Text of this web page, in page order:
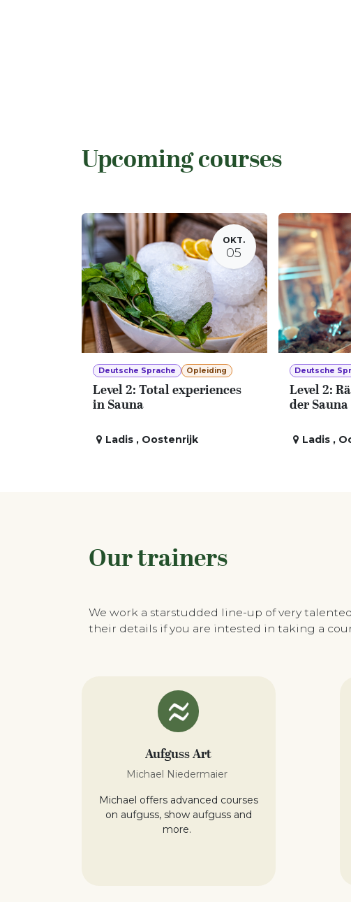
Upcoming courses
OKT.
05
Deutsche Sprache Opleiding
Level 2: Total experiences
in Sauna
Ladis , Oostenrijk
Deutsche
Level 2:
der Sauna
Ladis ,
Our trainers
We work a starstudded line-up of very
their details if you are intested in taking a
Aufguss Art
Michael Niedermaier
Michael offers advanced courses
on aufguss, show aufguss and
more.